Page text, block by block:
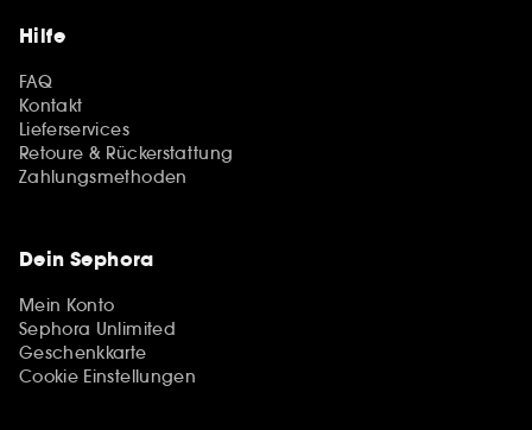
Hilfe
FAQ
Kontakt
Lieferservices
Retoure & Rückerstattung
Zahlungsmethoden
Dein Sephora
Mein Konto
Sephora Unlimited
Geschenkkarte
Cookie Einstellungen